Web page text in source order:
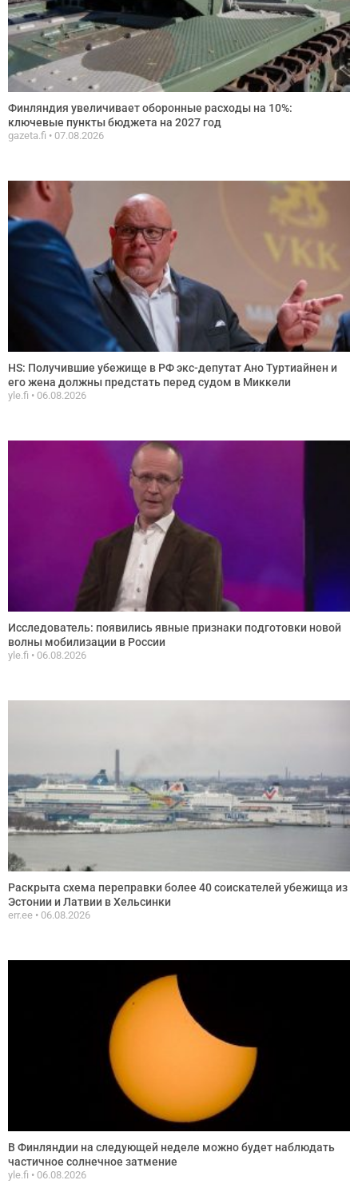
Финляндия увеличивает оборонные расходы на 10%:
ключевые пункты бюджета на 2027 год
gazeta.fi 07.08.2026
HS: Получившие убежище в РФ экс-депутат Ано Туртиайнен и
его жена должны предстать перед судом в Миккели
yle.fi 06.08.2026
Исследователь: появились явные признаки подготовки новой
волны мобилизации в России
yle.fi 06.08.2026
Раскрыта схема переправки более 40 соискателей убежища из
Эстонии и Латвии в Хельсинки
err.ee 06.08.2026
В Финляндии на следующей неделе можно будет наблюдать
частичное солнечное затмение
yle.fi 06.08.2026